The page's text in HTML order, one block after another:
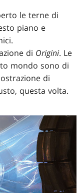
le terne di
piano e
di Origini. Le
mondo sono di
di
questa volta.